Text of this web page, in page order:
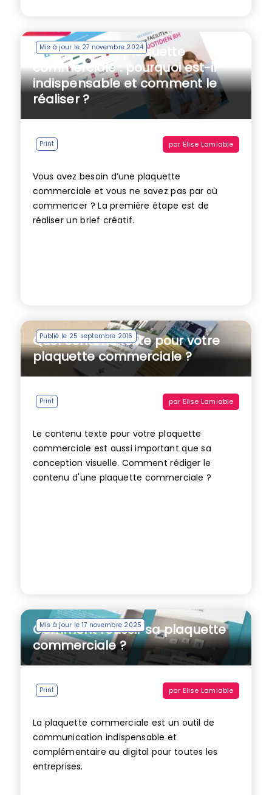
Mis à jour le 27 novembre 2024
Brief pour une plaquette
commerciale : pourquoi est-il
indispensable et comment le
réaliser ?
Print par Elise Lamiable
Vous avez besoin d’une plaquette
commerciale et vous ne savez pas par où
commencer ? La première étape est de
réaliser un brief créatif.
Publié le 25 septembre 2016
Quel contenu texte pour votre
plaquette commerciale ?
Print par Elise Lamiable
Le contenu texte pour votre plaquette
commerciale est aussi important que sa
conception visuelle. Comment rédiger le
contenu d'une plaquette commerciale ?
Mis à jour le 17 novembre 2025
Comment réussir sa plaquette
commerciale ?
Print par Elise Lamiable
La plaquette commerciale est un outil de
communication indispensable et
complémentaire au digital pour toutes les
entreprises.